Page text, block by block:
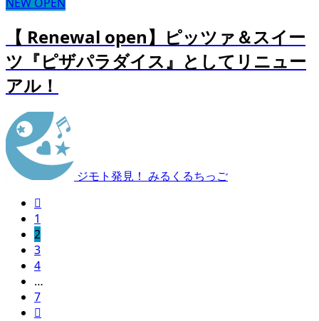
【 Renewal open】ピッツァ＆スイー
ツ『ピザパラダイス』としてリニュー
アル！
ジモト発見！ みるくるちっご

1
2
3
4
…
7
